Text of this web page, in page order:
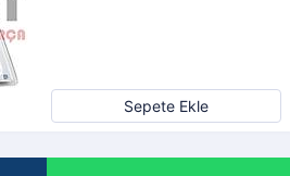
Sepete Ekle